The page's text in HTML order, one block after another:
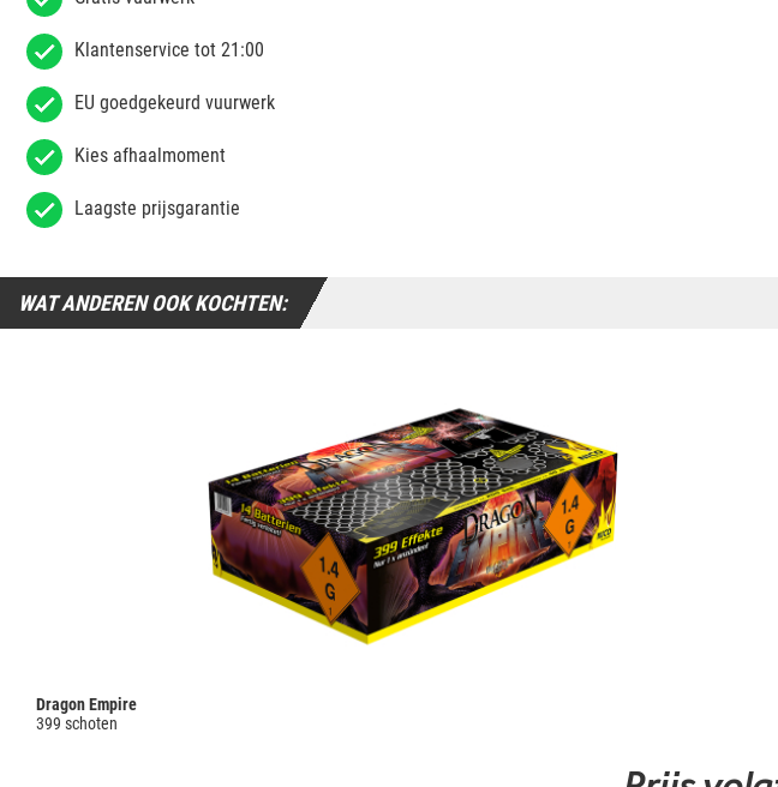
Klantenservice tot 21:00
EU goedgekeurd vuurwerk
Kies afhaalmoment
Laagste prijsgarantie
WAT ANDEREN OOK KOCHTEN:
Dragon Empire
399 schoten